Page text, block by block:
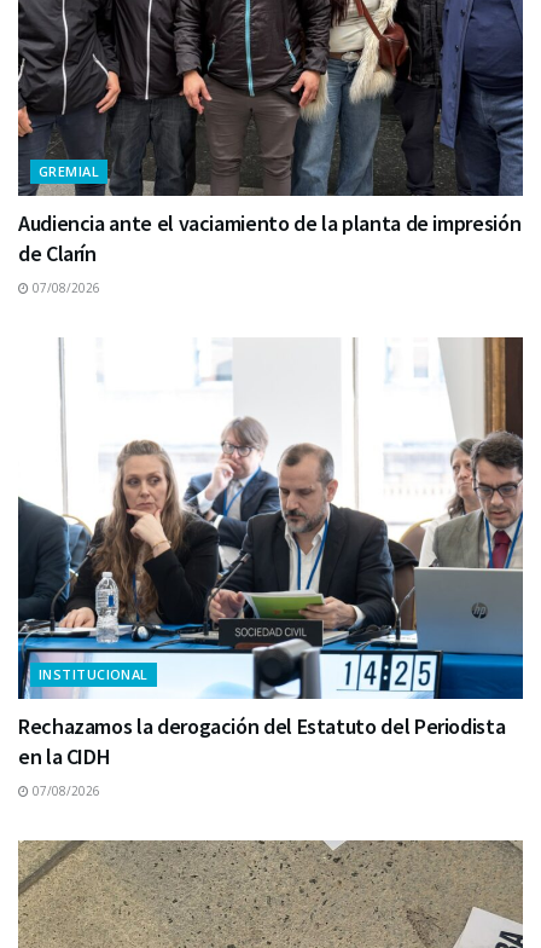
GREMIAL
Audiencia ante el vaciamiento de la planta de impresión
de Clarín
07/08/2026
INSTITUCIONAL
Rechazamos la derogación del Estatuto del Periodista
en la CIDH
07/08/2026